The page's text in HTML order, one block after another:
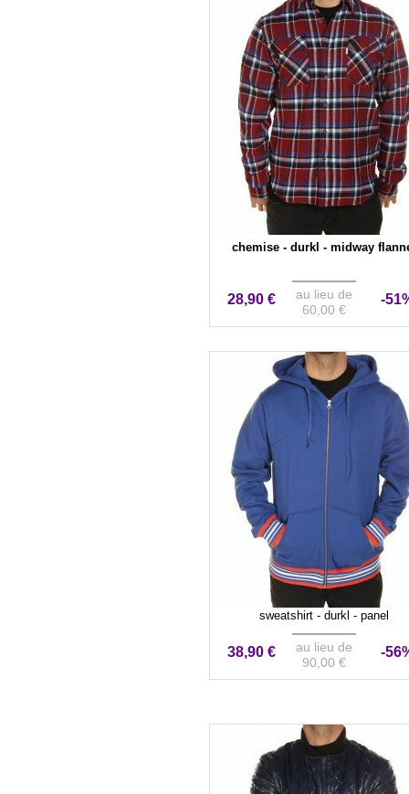
chemise - durkl - midway
28,90 €
au lieu de
60,00 €
-
sweatshirt - durkl - panel
38,90 €
au lieu de
90,00 €
-